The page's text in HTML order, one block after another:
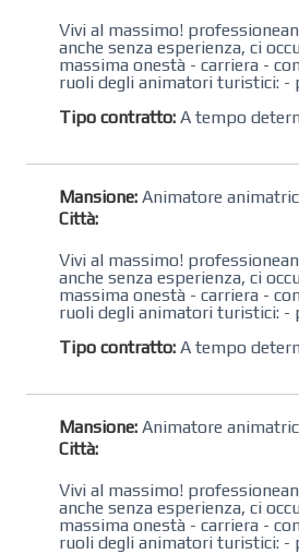
Vivi al massimo!
anche senza esperienza, ci
massima onestà - carriera -
ruoli degli animatori turistici: -
Tipo contratto: A tempo
Mansione: Animatore
Città:
Vivi al massimo!
anche senza esperienza, ci
massima onestà - carriera -
ruoli degli animatori turistici: -
Tipo contratto: A tempo
Mansione: Animatore
Città:
Vivi al massimo!
anche senza esperienza, ci
massima onestà - carriera -
ruoli degli animatori turistici: -